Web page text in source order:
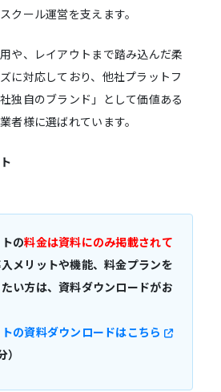
クール運営を支えます。
や、レイアウトまで踏み込んだ柔
に対応しており、他社プラットフ
独自のブランド」として価値ある
者様に選ばれています。
の料金は資料にのみ掲載されて
メリットや機能、料金プランを
い方は、資料ダウンロードがお
の資料ダウンロードはこちら